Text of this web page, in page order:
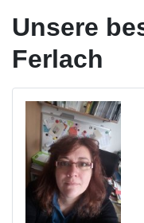
Unsere
Ferlach